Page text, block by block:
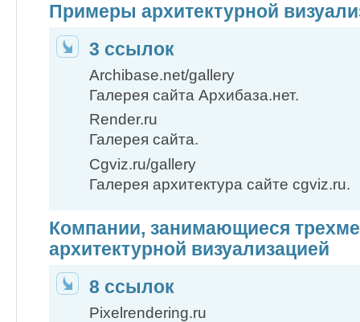
Примеры архитектурной
3 ссылок
Archibase.net/gallery
Галерея сайта Архибаза.нет.
Render.ru
Галерея сайта.
Сgviz.ru/gallery
Галерея архитектура сайте cgviz.ru.
Компании, занимающиеся
архитектурной визуализацией
8 ссылок
Pixelrendering.ru